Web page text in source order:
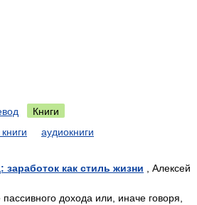
Книги
аудиокниги
как стиль жизни , Алексей
дохода или, иначе говоря,